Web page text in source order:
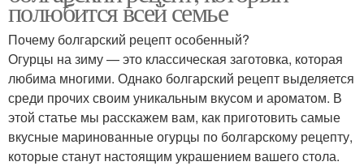
полюбится всей семье
Почему болгарский рецепт особенный?
Огурцы на зиму — это классическая заготовка, которая
любима многими. Однако болгарский рецепт выделяется
среди прочих своим уникальным вкусом и ароматом. В
этой статье мы расскажем вам, как приготовить самые
вкусные маринованные огурцы по болгарскому рецепту,
которые станут настоящим украшением вашего стола.